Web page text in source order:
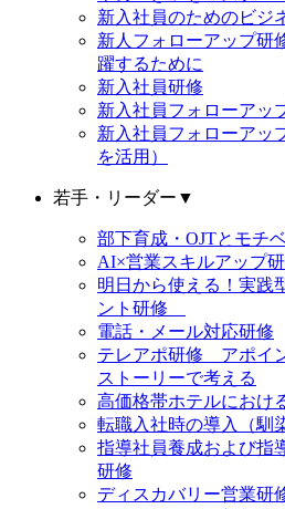
新入社員のためのビジ
新人フォローアップ
躍するために
新入社員研修
新入社員フォローアッ
新入社員フォローアッ
を活用）
若手・リーダー ▼
部下育成・OJTとモチ
AI×営業スキルアップ
明日から使える！実践
ント研修
電話・メール対応研修
テレアポ研修 アポイ
ストーリーで考える
高価格帯ホテルにおけ
転職入社時の導入（馴
指導社員養成および指
研修
ディスカバリー営業